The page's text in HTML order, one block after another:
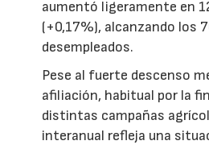
aumentó ligeramente en
(+0,17%), alcanzando los
desempleados.
Pese al fuerte descenso
afiliación, habitual por la
distintas campañas
interanual refleja una